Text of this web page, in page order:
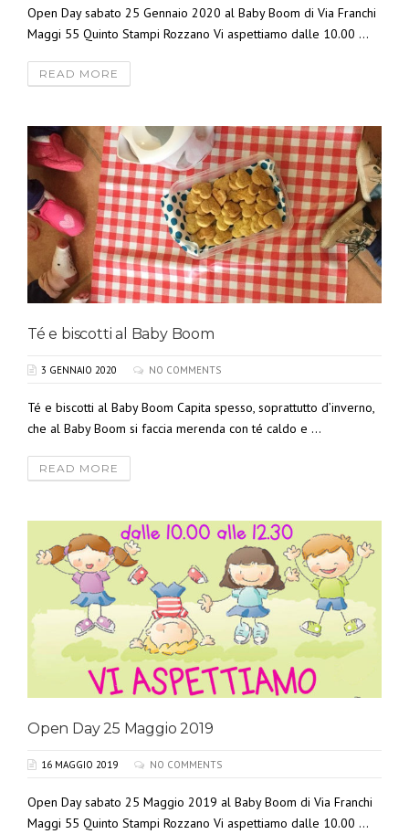
Open Day sabato 25 Gennaio 2020 al Baby Boom di Via Franchi
Maggi 55 Quinto Stampi Rozzano Vi aspettiamo dalle 10.00 ...
READ MORE
Té e biscotti al Baby Boom
3 GENNAIO 2020 NO COMMENTS
Té e biscotti al Baby Boom Capita spesso, soprattutto d’inverno,
che al Baby Boom si faccia merenda con té caldo e ...
READ MORE
Open Day 25 Maggio 2019
16 MAGGIO 2019 NO COMMENTS
Open Day sabato 25 Maggio 2019 al Baby Boom di Via Franchi
Maggi 55 Quinto Stampi Rozzano Vi aspettiamo dalle 10.00 ...